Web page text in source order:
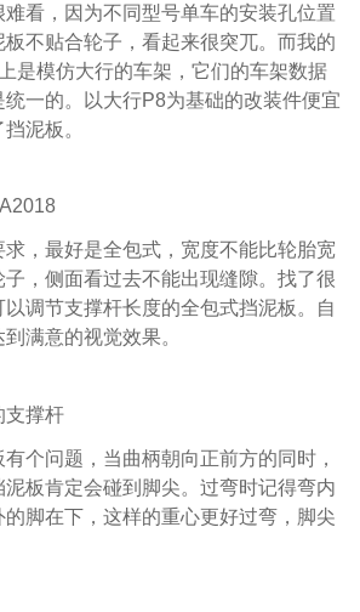
看，因为不同型号单车的安装孔位置
不贴合轮子，看起来很突兀。而我的
是模仿大行的车架，它们的车架数据
一的。以大行P8为基础的改装件便宜
泥板。
，最好是全包式，宽度不能比轮胎宽
，侧面看过去不能出现缝隙。找了很
调节支撑杆长度的全包式挡泥板。自
满意的视觉效果。
支撑杆
个问题，当曲柄朝向正前方的同时，
板肯定会碰到脚尖。过弯时记得弯内
脚在下，这样的重心更好过弯，脚尖